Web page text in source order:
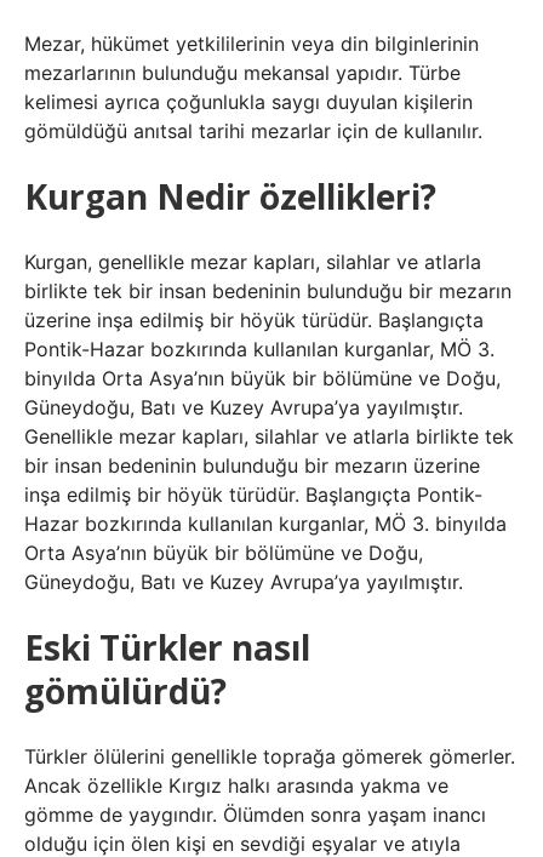
Mezar, hükümet yetkililerinin veya din bilginlerinin
mezarlarının bulunduğu mekansal yapıdır. Türbe
kelimesi ayrıca çoğunlukla saygı duyulan kişilerin
gömüldüğü anıtsal tarihi mezarlar için de kullanılır.
Kurgan Nedir özellikleri?
Kurgan, genellikle mezar kapları, silahlar ve atlarla
birlikte tek bir insan bedeninin bulunduğu bir mezarın
üzerine inşa edilmiş bir höyük türüdür. Başlangıçta
Pontik-Hazar bozkırında kullanılan kurganlar, MÖ 3.
binyılda Orta Asya’nın büyük bir bölümüne ve Doğu,
Güneydoğu, Batı ve Kuzey Avrupa’ya yayılmıştır.
Genellikle mezar kapları, silahlar ve atlarla birlikte tek
bir insan bedeninin bulunduğu bir mezarın üzerine
inşa edilmiş bir höyük türüdür. Başlangıçta Pontik-
Hazar bozkırında kullanılan kurganlar, MÖ 3. binyılda
Orta Asya’nın büyük bir bölümüne ve Doğu,
Güneydoğu, Batı ve Kuzey Avrupa’ya yayılmıştır.
Eski Türkler nasıl
gömülürdü?
Türkler ölülerini genellikle toprağa gömerek gömerler.
Ancak özellikle Kırgız halkı arasında yakma ve
gömme de yaygındır. Ölümden sonra yaşam inancı
olduğu için ölen kişi en sevdiği eşyalar ve atıyla